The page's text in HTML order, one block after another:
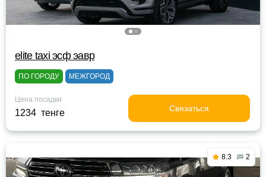
elite taxi эсф эавр
ПО ГОРОДУ МЕЖГОРОД
Цена посадки
1234 тенге Связаться
8.3 2